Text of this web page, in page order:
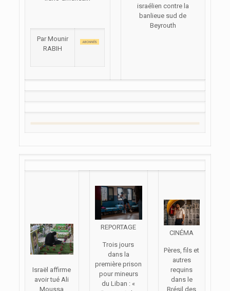
Par Mounir
RABIH
israélien contre la
banlieue sud de
Beyrouth
Israël affirme
avoir tué Ali
Moussa
REPORTAGE
Trois jours
dans la
première prison
pour mineurs
du Liban : «
CINÉMA
Pères, fils et
autres
requins
dans le
Brésil des